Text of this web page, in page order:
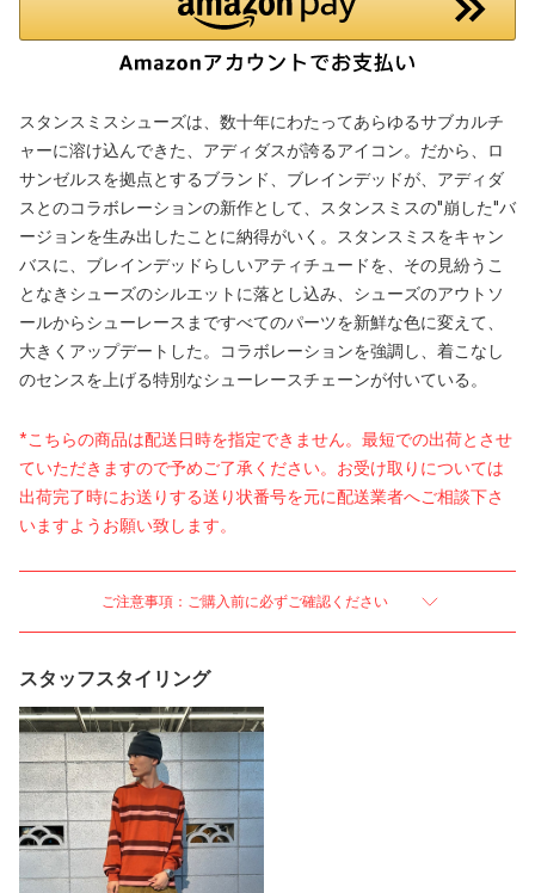
スタンスミスシューズは、数十年にわたってあらゆるサブカルチ
ャーに溶け込んできた、アディダスが誇るアイコン。だから、ロ
サンゼルスを拠点とするブランド、ブレインデッドが、アディダ
スとのコラボレーションの新作として、スタンスミスの"崩した"バ
ージョンを生み出したことに納得がいく。スタンスミスをキャン
バスに、ブレインデッドらしいアティチュードを、その見紛うこ
となきシューズのシルエットに落とし込み、シューズのアウトソ
ールからシューレースまですべてのパーツを新鮮な色に変えて、
大きくアップデートした。コラボレーションを強調し、着こなし
のセンスを上げる特別なシューレースチェーンが付いている。
*こちらの商品は配送日時を指定できません。最短での出荷とさせ
ていただきますので予めご了承ください。お受け取りについては
出荷完了時にお送りする送り状番号を元に配送業者へご相談下さ
いますようお願い致します。
ご注意事項：ご購入前に必ずご確認ください
スタッフスタイリング